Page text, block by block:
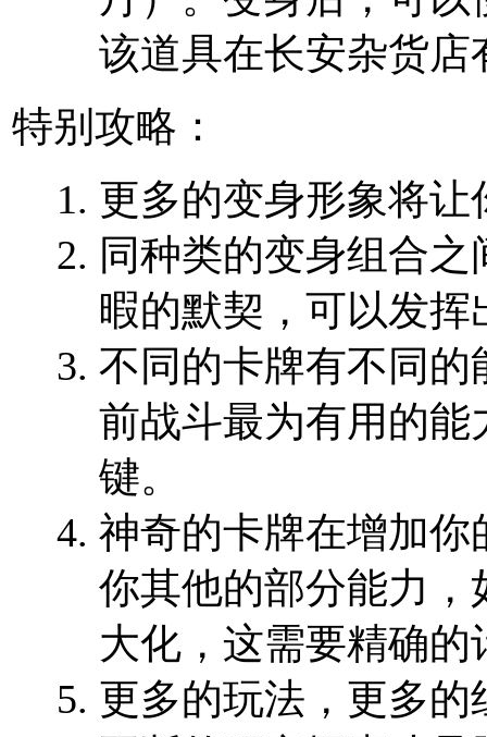
该道具在长安杂货店
特别攻略：
更多的变身形象将
同种类的变身组合之
暇的默契，可以
不同的卡牌有不同
前战斗最为有用的能
键。
神奇的卡牌在增加
你其他的部分能力，
大化，这需要精
更多的玩法，更多